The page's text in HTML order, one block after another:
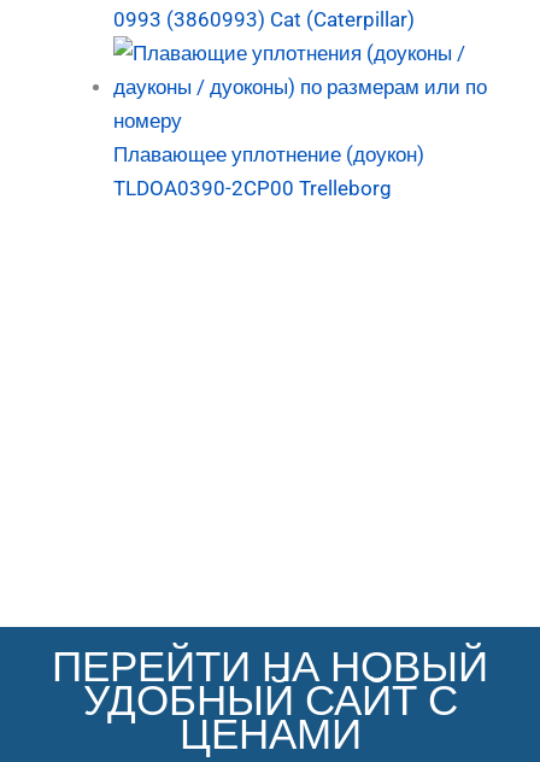
0993 (3860993) Cat (Caterpillar)
Плавающее уплотнение (доукон)
TLDOA0390-2CP00 Trelleborg
ПЕРЕЙТИ НА НОВЫЙ
УДОБНЫЙ САЙТ С
ЦЕНАМИ